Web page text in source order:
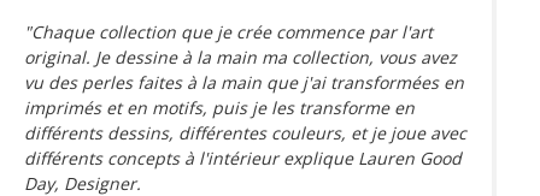
"Chaque collection que je crée commence par l'art
original. Je dessine à la main ma collection, vous avez
vu des perles faites à la main que j'ai transformées en
imprimés et en motifs, puis je les transforme en
différents dessins, différentes couleurs, et je joue avec
différents concepts à l'intérieur explique Lauren Good
Day, Designer.